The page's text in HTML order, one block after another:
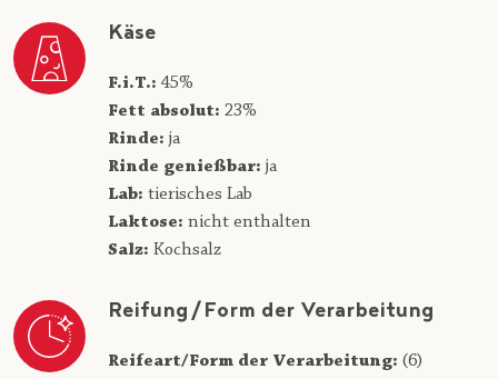
Käse
F.i.T.: 45%
Fett absolut: 23%
Rinde: ja
Rinde genießbar: ja
Lab: tierisches Lab
Laktose: nicht enthalten
Salz: Kochsalz
Reifung/Form der Verarbeitung
Reifeart/Form der Verarbeitung: (6)